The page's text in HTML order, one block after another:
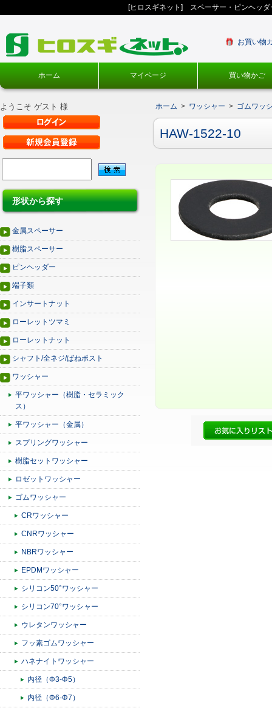
[ヒロスギネット] スペーサー・ピンヘッ
お買い物
ホーム マイページ 買い物かご
ようこそ ゲスト 様
形状から探す
金属スペーサー
樹脂スペーサー
ピンヘッダー
端子類
インサートナット
ローレットツマミ
ローレットナット
シャフト/全ネジ/ばねポスト
ワッシャー
平ワッシャー（樹脂・セラミック
ス）
平ワッシャー（金属）
スプリングワッシャー
樹脂セットワッシャー
ロゼットワッシャー
ゴムワッシャー
CRワッシャー
CNRワッシャー
NBRワッシャー
EPDMワッシャー
シリコン50°ワッシャー
シリコン70°ワッシャー
ウレタンワッシャー
フッ素ゴムワッシャー
ハネナイトワッシャー
内径（Φ3-Φ5）
内径（Φ6-Φ7）
ホーム > ワッシャー > ゴムワッ
HAW-1522-10